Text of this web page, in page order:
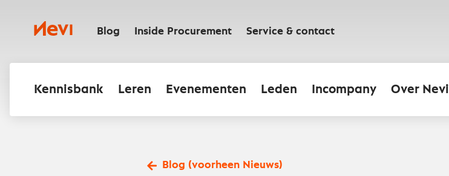
inhoudNevi Blog Inside Procurement Service & contact
Kennisbank Leren Evenementen Leden Incompany Over Nevi
Blog (voorheen Nieuws)